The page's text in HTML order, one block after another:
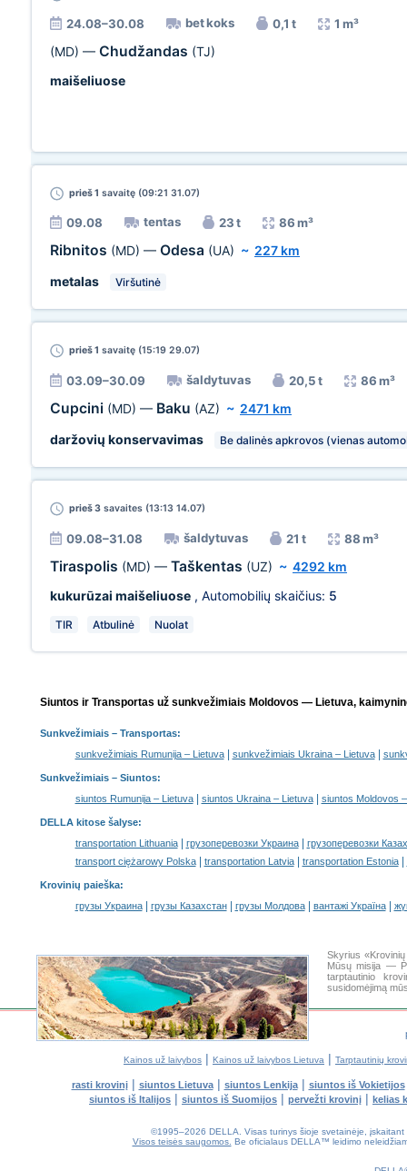
24.08–30.08 bet koks 0,1 t 1 m³
(MD) — Chudžandas (TJ)
maišeliuose
prieš 1 savaitę (09:21 31.07)
09.08 tentas 23 t 86 m³
Ribnitos (MD) — Odesa (UA) ~ 227 km
metalas
Viršutinė
prieš 1 savaitę (15:19 29.07)
03.09–30.09 šaldytuvas 20,5 t 86 m³
Cupcini (MD) — Baku (AZ) ~ 2471 km
daržovių konservavimas
Be dalinės apkrovos (vienas
prieš 3 savaites (13:13 14.07)
09.08–31.08 šaldytuvas 21 t 88 m³
Tiraspolis (MD) — Taškentas (UZ) ~ 4292 km
kukurūzai maišeliuose , Automobilių skaičius: 5
TIR Atbulinė Nuolat
Siuntos ir Transportas už sunkvežimiais Moldovos — Lietuva,
Sunkvežimiais– Transportas:
sunkvežimiais Rumunija – Lietuva| sunkvežimiais Ukraina – Lietuva|
Sunkvežimiais – Siuntos:
siuntos Rumunija – Lietuva| siuntos Ukraina – Lietuva| siuntos Moldovos
DELLA kitose šalyse:
transportation Lithuania| грузоперевозки Украина|
грузоперевозки
transport ciężarowy Polska| transportation Latvia| transportation Estonia|
Krovinių paieška:
грузы Украина| грузы Казахстан| грузы Молдова| вантажі Україна|
Skyrius
Mūsų misija —
tarptautinio
susidomėjimą
Kainos už laivybos | Kainos už laivybos Lietuva | Tarptautinių
rasti krovinį| siuntos Lietuva| siuntos Lenkija| siuntos iš Vokietijos
siuntos iš Italijos | siuntos iš Suomijos | pervežti krovinį | kelias
©1995–2026 DELLA. Visas turinys šioje svetainėje,
Visos teisės saugomos. Be oficialaus DELLA™ leidimo